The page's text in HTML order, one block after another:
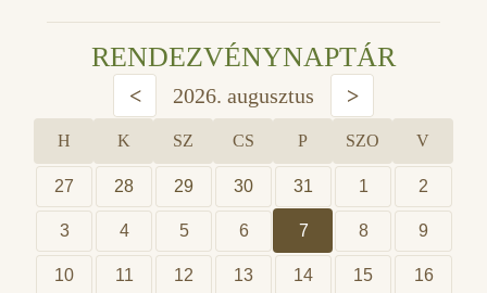
RENDEZVÉNYNAPTÁR
< 2026. augusztus >
H K SZ CS P SZO V
27 28 29 30 31 1 2
3 4 5 6 7 8 9
10 11 12 13 14 15 16